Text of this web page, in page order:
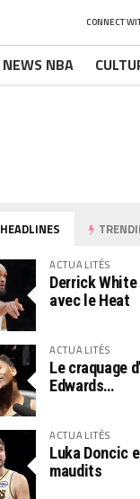
CONNECT
NEWS NBA
HEADLINES
ACTUALITÉS
Derrick White
avec le Heat
ACTUALITÉS
Le craquage
Edwards…
ACTUALITÉS
Luka Doncic
maudits